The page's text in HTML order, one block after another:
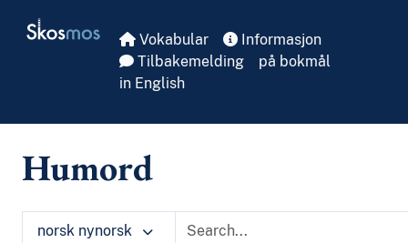
Skosmos Vokabular
Informasjon
Tilbakemelding
på bokmål
in English
Humord
norsk nynorsk